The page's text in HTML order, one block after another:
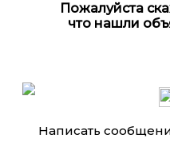
Ножи для гильотинных
Пожалуйста
что нашли
Написать